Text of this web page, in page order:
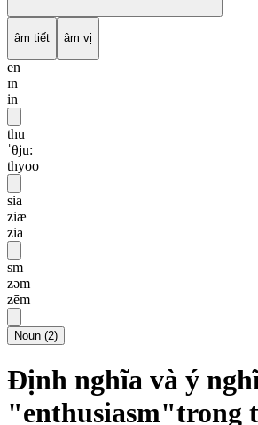
âm tiết âm vị
en
ɪn
in
thu
ˈθju:
thyoo
sia
ziæ
ziā
sm
zəm
zēm
Noun (2)
Định nghĩa và ý
"enthusiasm"trong